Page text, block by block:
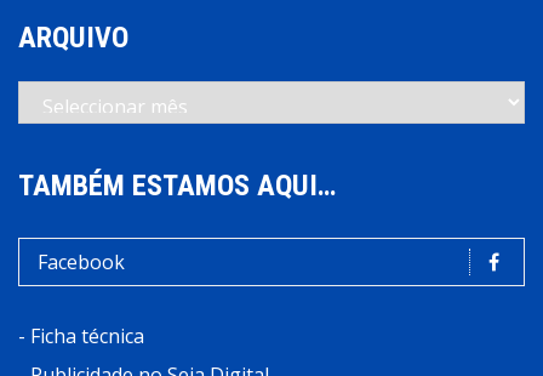
ARQUIVO
Arquivo
TAMBÉM ESTAMOS AQUI…
Facebook
- Ficha técnica